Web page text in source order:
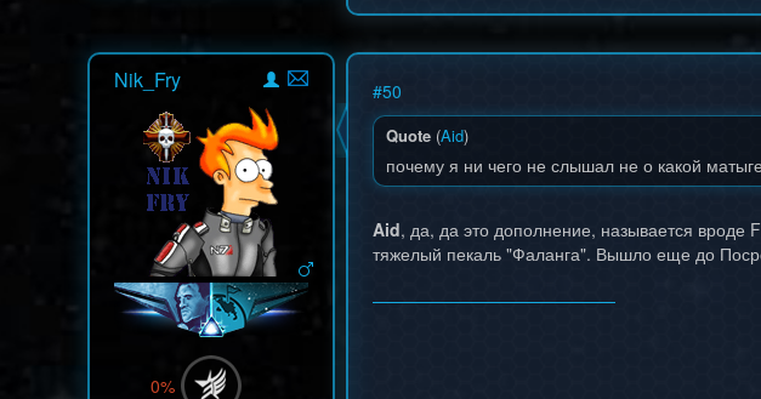
Nik_Fry
0%
#50
Quote (Aid)
почему я ни чего не слышал не о какой
Aid, да, да это дополнение, называется вроде
тяжелый пекаль "Фаланга". Вышло еще до